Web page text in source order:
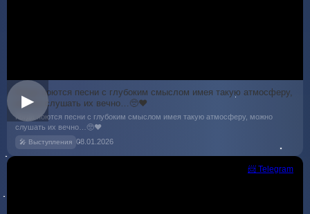
▶
Когда поются песни с глубоким смыслом имея такую атмосферу,
можно слушать их вечно…🥺❤️
Когда поются песни с глубоким смыслом имея такую атмосферу, можно
слушать их вечно…🥺❤️
🎤 Выступления 08.01.2026
📨 Telegram